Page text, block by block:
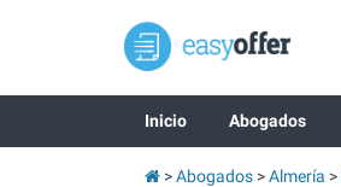
Inicio Abogados
Abogados Almería